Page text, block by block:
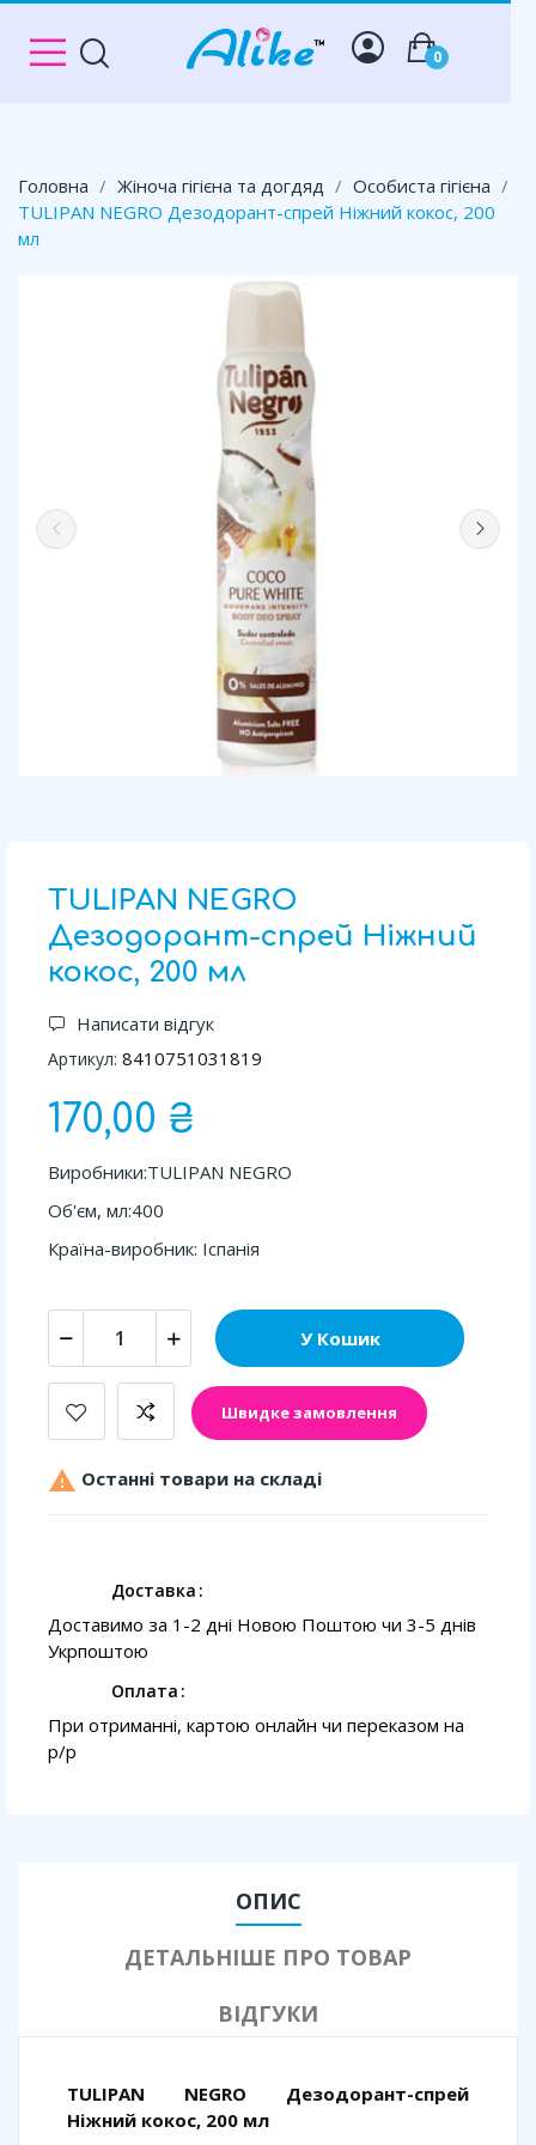
0
Головна Жіноча гігієна та догдяд
Особиста гігієна
TULIPAN NEGRO Дезодорант-спрей Ніжний кокос, 200
мл
TULIPAN NEGRO
Дезодорант-спрей Ніжний
кокос, 200 мл
Написати відгук
Артикул: 8410751031819
170,00 ₴
Виробники:TULIPAN NEGRO
Об'єм, мл:400
Країна-виробник: Іспанія
У Кошик
Швидке замовлення
 Останні товари на складі
Доставка
Доставимо за 1-2 дні Новою Поштою чи 3-5 днів
Укрпоштою
Оплата
При отриманні, картою онлайн чи переказом на
p/p
ОПИС
ДЕТАЛЬНІШЕ ПРО ТОВАР
ВІДГУКИ
TULIPAN NEGRO Дезодорант-спрей
Ніжний кокос, 200 мл